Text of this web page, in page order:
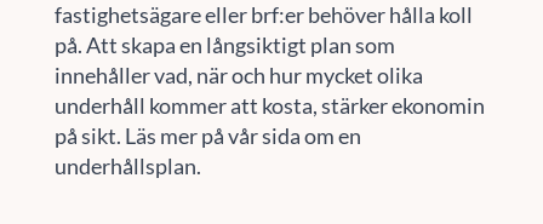
fastighetsägare eller brf:er behöver hålla koll
på. Att skapa en långsiktigt plan som
innehåller vad, när och hur mycket olika
underhåll kommer att kosta, stärker ekonomin
på sikt. Läs mer på vår sida om en
underhållsplan.